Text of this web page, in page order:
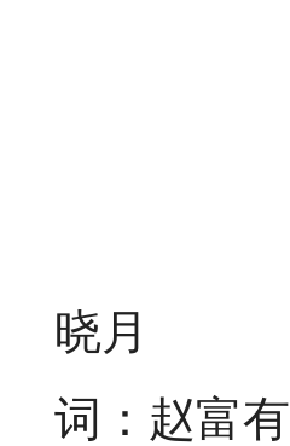
晓月
词：赵富有